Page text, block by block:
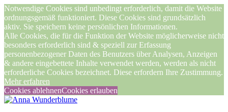
Notwendige Cookies sind unbedingt erforderlich, damit die Website
ordnungsgemäß funktioniert. Diese Cookies sind grundsätzlich
aktiv. Sie speichern keine persönlichen Informationen.
Alle Cookies, die für die Funktion der Website möglicherweise nicht
besonders erforderlich sind & speziell zur Erfassung
personenbezogener Daten des Benutzers über Analysen, Anzeigen
& andere eingebettete Inhalte verwendet werden, werden als nicht
erforderliche Cookies bezeichnet. Diese erfordern Ihre Zustimmung.
Mehr erfahren
Cookies ablehnenCookies erlauben